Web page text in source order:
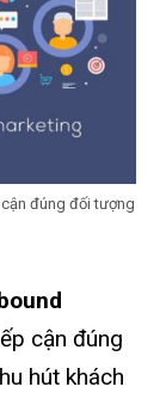
đúng đối tượng
cận đúng
hút khách